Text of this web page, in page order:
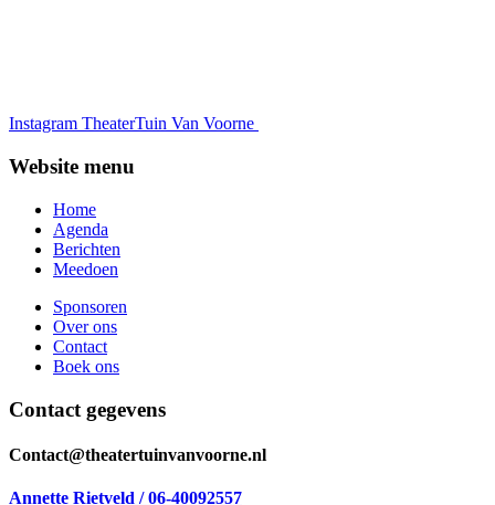
Instagram TheaterTuin Van Voorne
Website menu
Home
Agenda
Berichten
Meedoen
Sponsoren
Over ons
Contact
Boek ons
Contact gegevens
Contact@theatertuinvanvoorne.nl
Annette Rietveld / 06-40092557